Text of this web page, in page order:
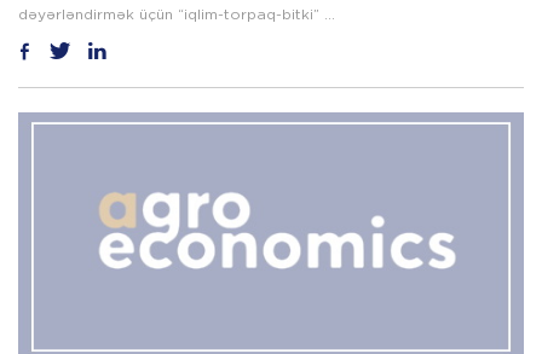
dəyərləndirmək üçün “iqlim-torpaq-bitki” ...